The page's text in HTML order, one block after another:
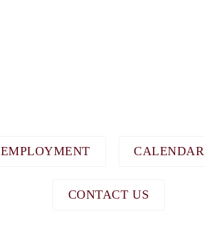
EMPLOYMENT CALENDAR
CONTACT US